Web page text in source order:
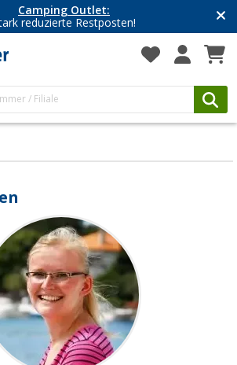
Camping Outlet:
reduzierte Restposten!